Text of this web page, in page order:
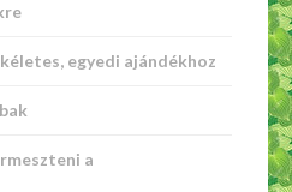
egyedi ajándékhoz
a